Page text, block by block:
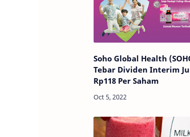
Soho Global Health
Tebar Dividen Interim
Rp118 Per Saham